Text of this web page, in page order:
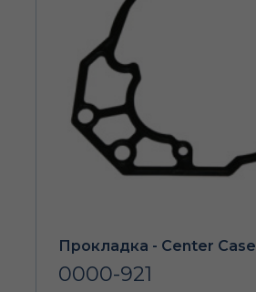
Прокладка - Center Case
0000-921